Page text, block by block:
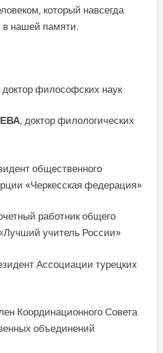
который навсегда
в нашей памяти.
доктор философских наук
, доктор филологических
общественного
«Черкесская федерация»
работник общего
учитель России»
Ассоциации турецких
Координационного Совета
объединений